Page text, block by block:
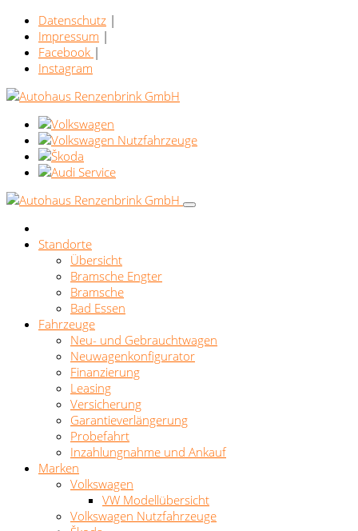
Datenschutz |
Impressum |
Facebook |
Instagram
Standorte
Übersicht
Bramsche Engter
Bramsche
Bad Essen
Fahrzeuge
Neu- und Gebrauchtwagen
Neuwagenkonfigurator
Finanzierung
Leasing
Versicherung
Garantieverlängerung
Probefahrt
Inzahlungnahme und Ankauf
Marken
Volkswagen
VW Modellübersicht
Volkswagen Nutzfahrzeuge